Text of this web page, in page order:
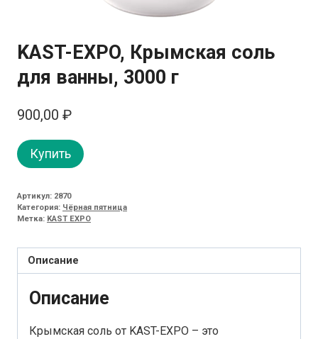
KAST-EXPO, Крымская соль
для ванны, 3000 г
900,00 ₽
Купить
Артикул: 2870
Категория: Чёрная пятница
Метка: KAST EXPO
Описание
Описание
Крымская соль от KAST-EXPO – это